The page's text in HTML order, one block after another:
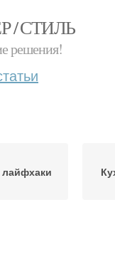
/ СТИЛЬ
решения!
лайфхаки